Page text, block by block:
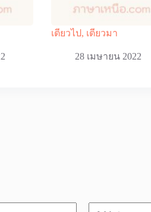
เตียวไป, เตียวมา
28 เมษายน 2022